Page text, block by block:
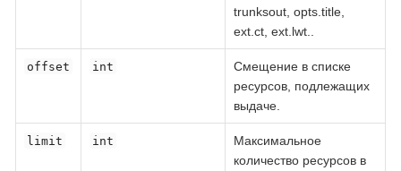
trunksout, opts.title,
ext.ct, ext.lwt..
offset int
Смещение в списке
ресурсов, подлежащих
выдаче.
limit int
Максимальное
количество ресурсов в